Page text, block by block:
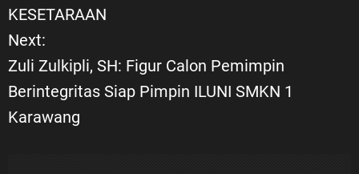
v
i
g
KESETARAAN
Next:
Zuli Zulkipli, SH: Figur Calon Pemimpin
Berintegritas Siap Pimpin ILUNI SMKN 1
Karawang